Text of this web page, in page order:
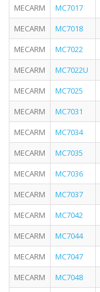
MECARM
MC7017
MECARM
MC7018
MECARM
MC7022
MECARM
MC7022U
MECARM
MC7025
MECARM
MC7031
MECARM
MC7034
MECARM
MC7035
MECARM
MC7036
MECARM
MC7037
MECARM
MC7042
MECARM
MC7044
MECARM
MC7047
MECARM
MC7048